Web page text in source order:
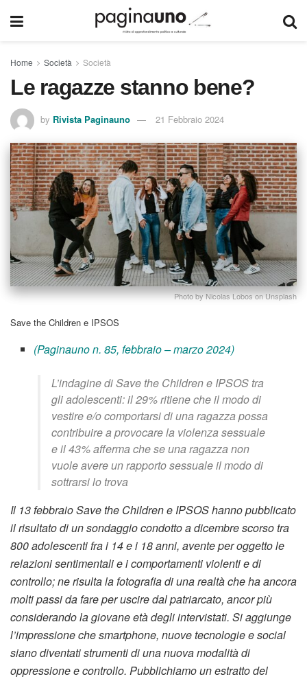
Home Società Società
Le ragazze stanno bene?
by Rivista Paginauno 21 Febbraio 2024
Photo by Nicolas Lobos on Unsplash
Save the Children e IPSOS
(Paginauno n. 85, febbraio – marzo 2024)
L’indagine di Save the Children e IPSOS tra
gli adolescenti: il 29% ritiene che il modo di
vestire e/o comportarsi di una ragazza possa
contribuire a provocare la violenza sessuale
e il 43% afferma che se una ragazza non
vuole avere un rapporto sessuale il modo di
sottrarsi lo trova
Il 13 febbraio Save the Children e IPSOS hanno pubblicato
il risultato di un sondaggio condotto a dicembre scorso tra
800 adolescenti fra i 14 e i 18 anni, avente per oggetto le
relazioni sentimentali e i comportamenti violenti e di
controllo; ne risulta la fotografia di una realtà che ha ancora
molti passi da fare per uscire dal patriarcato, ancor più
considerando la giovane età degli intervistati. Si aggiunge
l’impressione che smartphone, nuove tecnologie e social
siano diventati strumenti di una nuova modalità di
oppressione e controllo. Pubblichiamo un estratto del